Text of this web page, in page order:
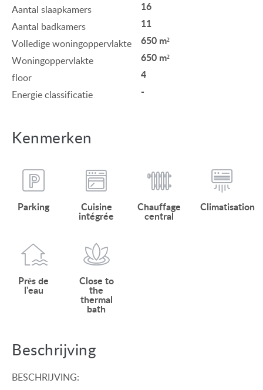
Aantal slaapkamers 16
Aantal badkamers 11
Volledige woningoppervlakte 650 m²
Woningoppervlakte 650 m²
floor 4
Energie classificatie -
Kenmerken
Parking Cuisine
intégrée
Chauffage
central
Climatisation
Près de
l'eau
Close to
the
thermal
bath
Beschrijving
BESCHRIJVING: